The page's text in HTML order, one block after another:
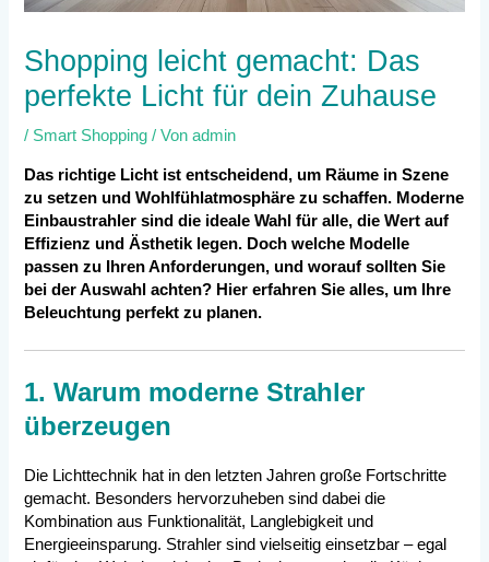
Shopping leicht gemacht: Das
perfekte Licht für dein Zuhause
/ Smart Shopping / Vonadmin
Das richtige Licht ist entscheidend, um Räume in Szene
zu setzen und Wohlfühlatmosphäre zu schaffen. Moderne
Einbaustrahler sind die ideale Wahl für alle, die Wert auf
Effizienz und Ästhetik legen. Doch welche Modelle
passen zu Ihren Anforderungen, und worauf sollten Sie
bei der Auswahl achten? Hier erfahren Sie alles, um Ihre
Beleuchtung perfekt zu planen.
1. Warum moderne Strahler
überzeugen
Die Lichttechnik hat in den letzten Jahren große Fortschritte
gemacht. Besonders hervorzuheben sind dabei die
Kombination aus Funktionalität, Langlebigkeit und
Energieeinsparung. Strahler sind vielseitig einsetzbar – egal